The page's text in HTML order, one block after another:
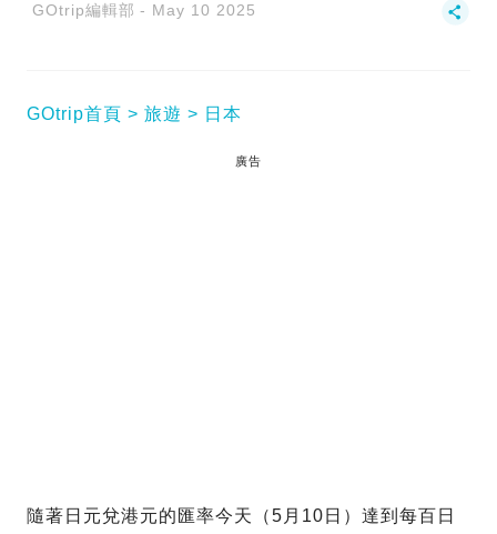
GOtrip編輯部 May 10 2025
GOtrip首頁 旅遊 日本
廣告
隨著日元兌港元的匯率今天（5月10日）達到每百日